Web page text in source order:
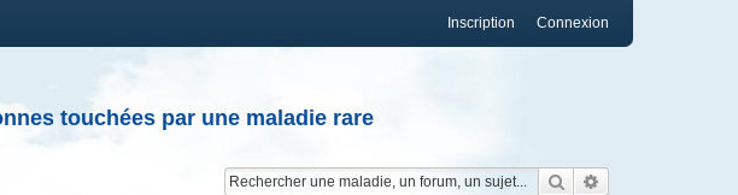
Connexion
Inscription
touchées par une maladie rare
Rechercher